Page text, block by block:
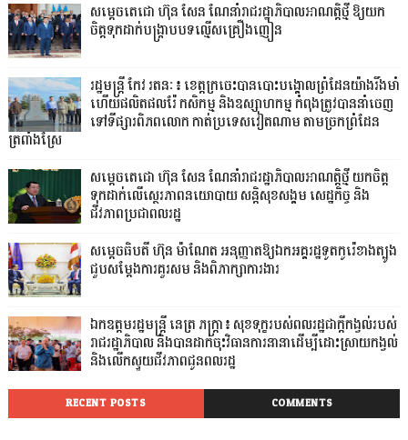
សម្តេចតេជោ ហ៊ុន សែន ណែនាំរាជរដ្ឋាភិបាលអាណត្តិថ្មី ឱ្យយក
ចិត្តទុកដាក់បង្ក្រាបបទល្មើសគ្រឿងញៀន
រដ្ឋមន្ត្រី កែវ រតនៈ៖ ខេត្តក្រចេះបានបោះបង្គោលព្រំដែនយ៉ាងរឹងមាំ
ហើយផលិតផលរ៉ែ កសិកម្ម និងឧស្សាហកម្ម កំពុងត្រូវបាននាំចេញ
ទៅទីផ្សារពិភពលោក កាត់ប្រទេសវៀតណាម តាមច្រកព្រំដែន
ត្រពាំងស្រែ
សម្តេចតេជោ ហ៊ុន សែន ណែនាំរាជរដ្ឋាភិបាលអាណត្តិថ្មី យកចិត្ត
ទុកដាក់លើស្ថេរភាពនយោបាយ សន្តិសុខសង្គម សេដ្ឋកិច្ច និង
ជីវភាពប្រជាពលរដ្ឋ
សម្តេចធិបតី ហ៊ុន ម៉ាណែត អនុញ្ញាតឱ្យឯកអគ្គរដ្ឋទូតកូរ៉េខាងត្បូង
ជួបសម្តែងការគួរសម និងពិភាក្សាការងារ
ឯកឧត្តមរដ្ឋមន្ត្រី នេត្រ ភក្ត្រា៖ សុខទុក្ខរបស់ពលរដ្ឋជាក្តីកង្វល់របស់
រាជរដ្ឋាភិបាល និងបានដាក់ចុះវិធានការនានាដើម្បីដោះស្រាយកង្វល់
និងលើកស្ទួយជីវភាពជូនពលរដ្ឋ
RECENT POSTS COMMENTS